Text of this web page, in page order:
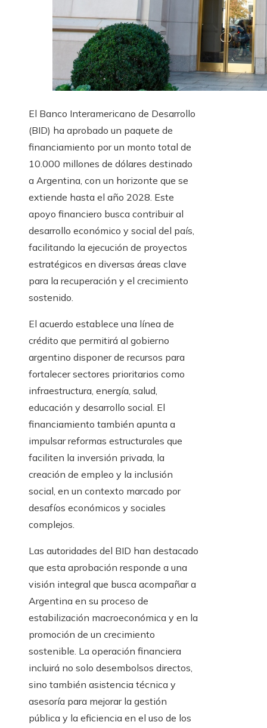
El Banco Interamericano de Desarrollo
(BID) ha aprobado un paquete de
financiamiento por un monto total de
10.000 millones de dólares destinado
a Argentina, con un horizonte que se
extiende hasta el año 2028. Este
apoyo financiero busca contribuir al
desarrollo económico y social del país,
facilitando la ejecución de proyectos
estratégicos en diversas áreas clave
para la recuperación y el crecimiento
sostenido.
El acuerdo establece una línea de
crédito que permitirá al gobierno
argentino disponer de recursos para
fortalecer sectores prioritarios como
infraestructura, energía, salud,
educación y desarrollo social. El
financiamiento también apunta a
impulsar reformas estructurales que
faciliten la inversión privada, la
creación de empleo y la inclusión
social, en un contexto marcado por
desafíos económicos y sociales
complejos.
Las autoridades del BID han destacado
que esta aprobación responde a una
visión integral que busca acompañar a
Argentina en su proceso de
estabilización macroeconómica y en la
promoción de un crecimiento
sostenible. La operación financiera
incluirá no solo desembolsos directos,
sino también asistencia técnica y
asesoría para mejorar la gestión
pública y la eficiencia en el uso de los